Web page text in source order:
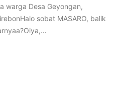
warga Desa Geyongan,
sobat MASARO, balik